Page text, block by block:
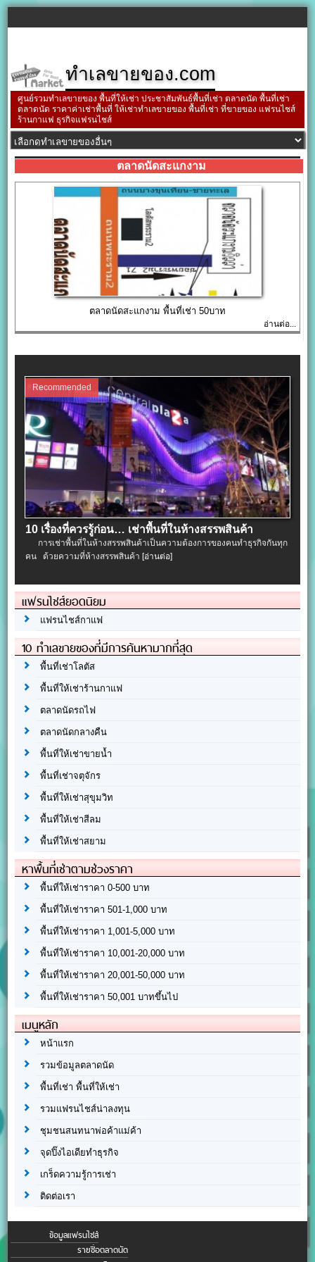
ทำเลขายของ.com
ศูนย์รวมทำเลขายของ พื้นที่ให้เช่า ประชาสัมพันธ์พื้นที่เช่า ตลาดนัด พื้นที่เช่า
ตลาดนัด ราคาค่าเช่าพื้นที่ ให้เช่าทำเลขายของ พื้นที่เช่า ที่ขายของ แฟรนไชส์
ร้านกาแฟ ธุรกิจแฟรนไชส์
ตลาดนัดสะแกงาม
ตลาดนัดสะแกงาม พื้นที่เช่า 50บาท
อ่านต่อ...
Recommended
10 เรื่องที่ควรรู้ก่อน… เช่าพื้นที่ในห้างสรรพสินค้า
การเช่าพื้นที่ในห้างสรรพสินค้าเป็นความต้องการของคนทำธุรกิจกันทุก
คน ด้วยความที่ห้างสรรพสินค้า[อ่านต่อ]
แฟรนไชส์ยอดนิยม
แฟรนไชส์กาแฟ
10 ทำเลขายของที่มีการค้นหามากที่สุด
พื้นที่เช่าโลตัส
พื้นที่ให้เช่าร้านกาแฟ
ตลาดนัดรถไฟ
ตลาดนัดกลางคืน
พื้นที่ให้เช่าขายน้ำ
พื้นที่เช่าจตุจักร
พื้นที่ให้เช่าสุขุมวิท
พื้นที่ให้เช่าสีลม
พื้นที่ให้เช่าสยาม
หาพื้นที่เช่าตามช่วงราคา
พื้นที่ให้เช่าราคา 0-500 บาท
พื้นที่ให้เช่าราคา 501-1,000 บาท
พื้นที่ให้เช่าราคา 1,001-5,000 บาท
พื้นที่ให้เช่าราคา 10,001-20,000 บาท
พื้นที่ให้เช่าราคา 20,001-50,000 บาท
พื้นที่ให้เช่าราคา 50,001 บาทขึ้นไป
เมนูหลัก
หน้าแรก
รวมข้อมูลตลาดนัด
พื้นที่เช่า พื้นที่ให้เช่า
รวมแฟรนไชส์น่าลงทุน
ชุมชนสนทนาพ่อค้าแม่ค้า
จุดปิ๊งไอเดียทำธุรกิจ
เกร็ดความรู้การเช่า
ติดต่อเรา
ข้อมูลแฟรนไชส์
รายชื่อตลาดนัด